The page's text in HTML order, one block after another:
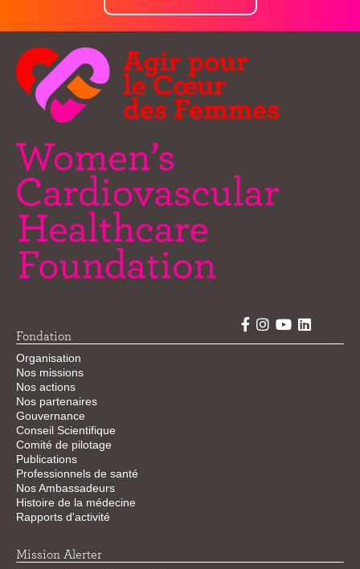
Fondation
Organisation
Nos missions
Nos actions
Nos partenaires
Gouvernance
Conseil Scientifique
Comité de pilotage
Publications
Professionnels de santé
Nos Ambassadeurs
Histoire de la médecine
Rapports d'activité
Mission Alerter